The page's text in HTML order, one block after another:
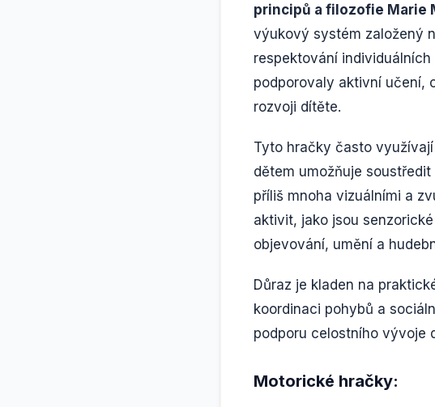
principů a filozofie Marie
výukový systém založený
respektování
podporovaly aktivní učení,
rozvoji dítěte.
Tyto hračky často
dětem umožňuje
příliš mnoha vizuálními a
aktivit, jako jsou
objevování, umění a
Důraz je kladen na
koordinaci pohybů a
podporu celostního vývoje
Motorické hračky: